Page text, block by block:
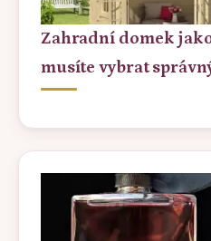
Zahradní domek
musíte vybrat